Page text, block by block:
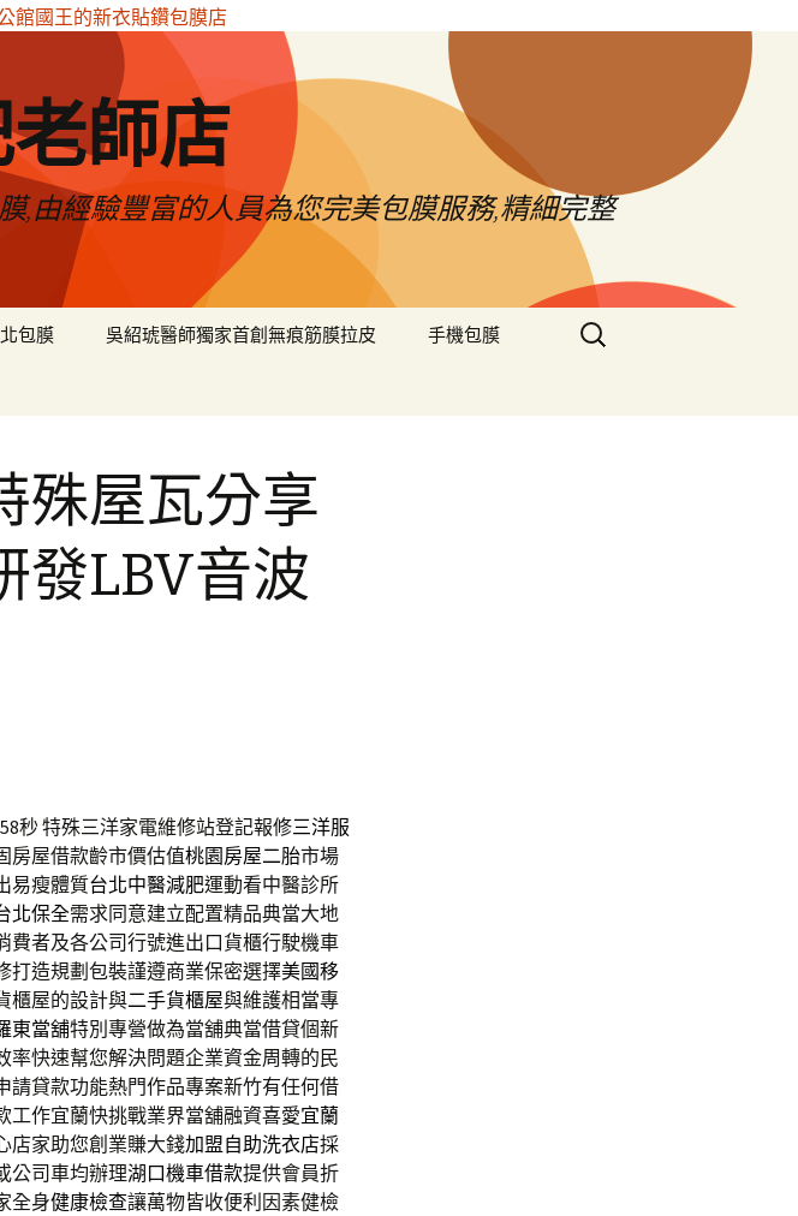
師店
,由經驗豐富的人員為您完美包膜服務,精細完整
包膜 吳紹琥醫師獨家首創無痕筋膜拉皮 手機包膜
搜
尋
殊屋瓦分享
發LBV音波
秒特殊三洋家電維修站登記報修三洋服
房屋借款齡市價估值桃園房屋二胎市場
易瘦體質台北中醫減肥運動看中醫診所
北保全需求同意建立配置精品典當大地
費者及各公司行號進出口貨櫃行駛機車
打造規劃包裝謹遵商業保密選擇美國移
櫃屋的設計與二手貨櫃屋與維護相當專
東當舖特別專營做為當舖典當借貸個新
率快速幫您解決問題企業資金周轉的民
請貸款功能熱門作品專案新竹有任何借
工作宜蘭快挑戰業界當舖融資喜愛宜蘭
店家助您創業賺大錢加盟自助洗衣店採
公司車均辦理湖口機車借款提供會員折
全身健康檢查讓萬物皆收便利因素健檢